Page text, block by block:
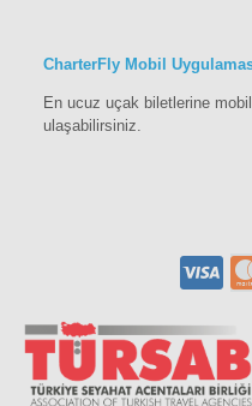
CharterFly Mobil
En ucuz uçak biletlerine
ulaşabilirsiniz.